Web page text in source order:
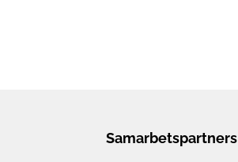
Samarbetspartners